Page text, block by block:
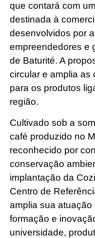
que contará com
destinada à
desenvolvidos por
empreendedores e
de Baturité. A
circular e amplia as
para os produtos
região.
Cultivado sob a
café produzido no
reconhecido por
conservação
implantação da
Centro de
amplia sua
formação e
universidade,